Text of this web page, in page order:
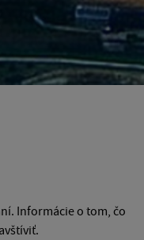
Informácie o tom, čo